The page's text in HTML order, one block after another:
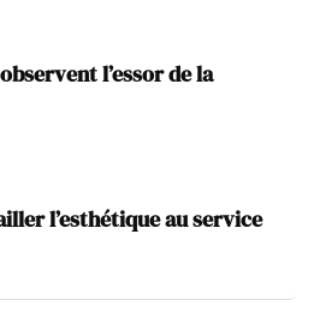
l’essor de la
l’esthétique au service